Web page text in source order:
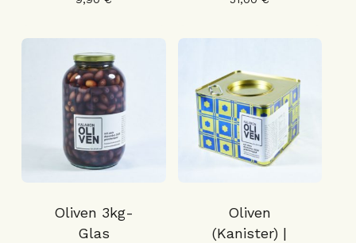
Oliven 3kg-
Glas
Oliven
(Kanister) |